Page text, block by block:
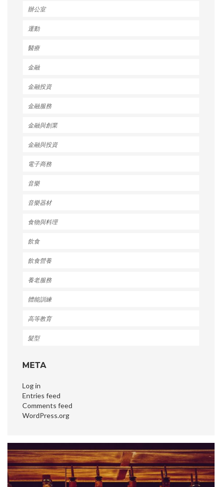
辦公室
運動
醫療
金融
金融投資
金融服務
金融與創業
金融與投資
電子商務
音樂
音樂器材
食物與料理
飲食
飲食營養
養老服務
體能訓練
高等教育
髮型
META
Log in
Entries feed
Comments feed
WordPress.org